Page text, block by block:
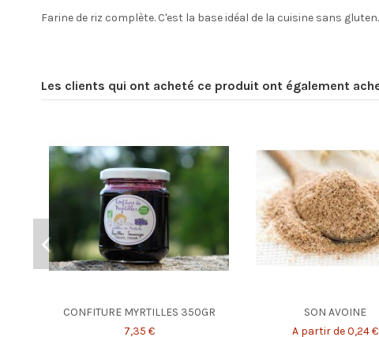
Farine de riz complète. C'est la base idéal de la cuisine sans
Les clients qui ont acheté ce produit ont également
CONFITURE MYRTILLES 350GR
7,35 €
SON AVOINE
A partir de 0,24 €